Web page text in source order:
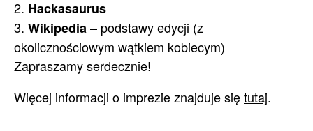
2. Hackasaurus
3. Wikipedia– podstawy edycji (z
okolicznościowym wątkiem kobiecym)
Zapraszamy serdecznie!
Więcej informacji o imprezie znajduje siętutaj.